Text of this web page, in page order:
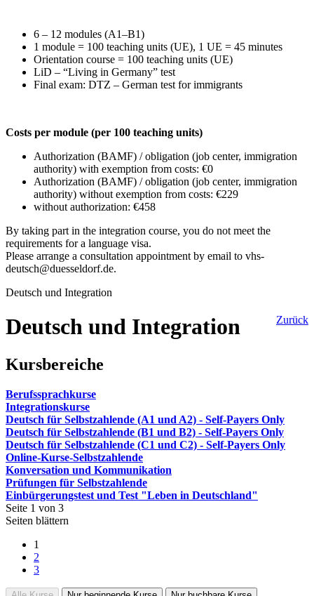
6 – 12 modules (A1–B1)
1 module = 100 teaching units (UE), 1 UE = 45 minutes
Orientation course = 100 teaching units (UE)
LiD – “Living in Germany” test
Final exam: DTZ – German test for immigrants
Costs per module (per 100 teaching units)
Authorization (BAMF) / obligation (job center, immigration
authority) with exemption from costs: €0
Authorization (BAMF) / obligation (job center, immigration
authority) without exemption from costs: €229
without authorization: €458
By taking part in the integration course, you do not meet the
requirements for a language visa.
Please arrange a consultation appointment by email to vhs-
deutsch@duesseldorf.de.
Deutsch und Integration
Zurück
Deutsch und Integration
Kursbereiche
Berufssprachkurse
Integrationskurse
Deutsch für Selbstzahlende (A1 und A2) - Self-Payers Only
Deutsch für Selbstzahlende (B1 und B2) - Self-Payers Only
Deutsch für Selbstzahlende (C1 und C2) - Self-Payers Only
Online-Kurse-Selbstzahlende
Konversation und Kommunikation
Prüfungen für Selbstzahlende
Einbürgerungstest und Test "Leben in Deutschland"
Seite 1 von 3
Seiten blättern
1
2
3